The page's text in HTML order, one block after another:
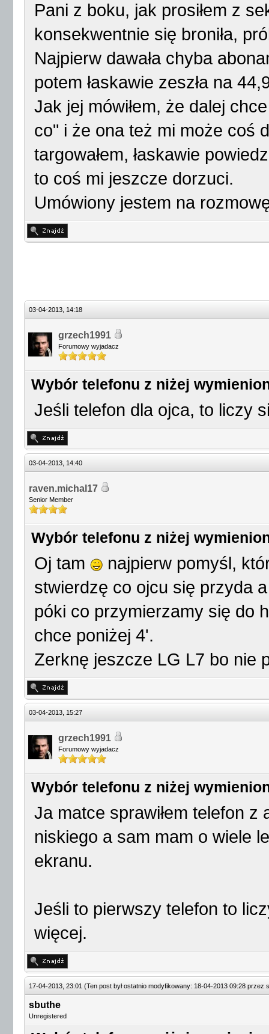
Pani z boku, jak prosiłem z
konsekwentnie się broniła,
Najpierw dawała chyba
potem łaskawie zeszła na
Jak jej mówiłem, że dalej
co" i że ona też mi może coś
targowałem, łaskawie
to coś mi jeszcze dorzuci.
Umówiony jestem na
03-04-2013, 14:18
grzech1991
Forumowy wyjadacz
Wybór telefonu z niżej
Jeśli telefon dla ojca, to liczy
03-04-2013, 14:40
raven.michal17
Senior Member
Wybór telefonu z niżej
Oj tam
najpierw pomyśl,
stwierdzę co ojcu się przyda
póki co przymierzamy się do
chce poniżej 4'.
Zerknę jeszcze LG L7 bo nie
03-04-2013, 15:27
grzech1991
Forumowy wyjadacz
Wybór telefonu z niżej
Ja matce sprawiłem telefon z
niskiego a sam mam o wiele
ekranu.
Jeśli to pierwszy telefon to
więcej.
17-04-2013, 23:01 (Ten post był ostatnio modyfikowany: 18-04-2013 09:28 przez
sbuthe
Unregistered